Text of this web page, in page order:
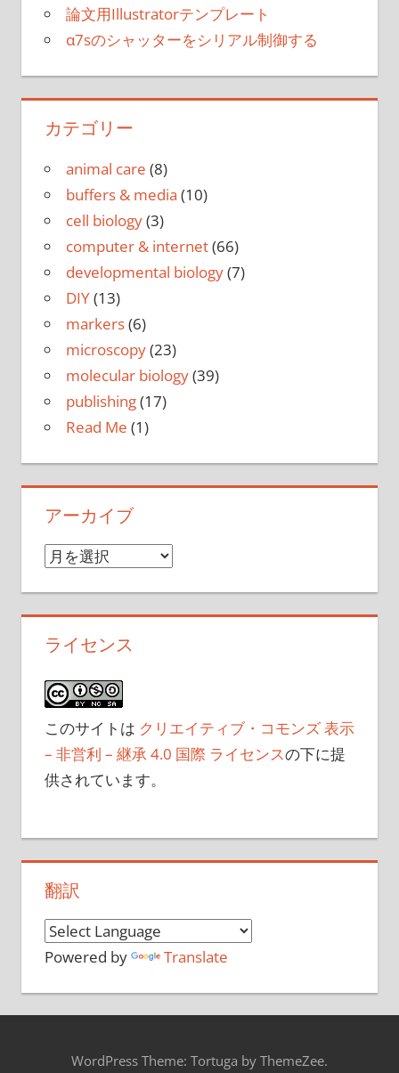
論文用Illustratorテンプレート
α7sのシャッターをシリアル制御する
カテゴリー
animal care (8)
buffers & media (10)
cell biology(3)
computer & internet(66)
developmental biology(7)
DIY(13)
markers(6)
microscopy(23)
molecular biology(39)
publishing(17)
Read Me (1)
アーカイブ
ア
イ
ブ
ライセンス
このサイトは クリエイティブ・コモンズ 表示
– 非営利 – 継承 4.0 国際 ライセンスの下に提
供されています。
翻訳
Powered by Translate
WordPress Theme: Tortuga by ThemeZee.